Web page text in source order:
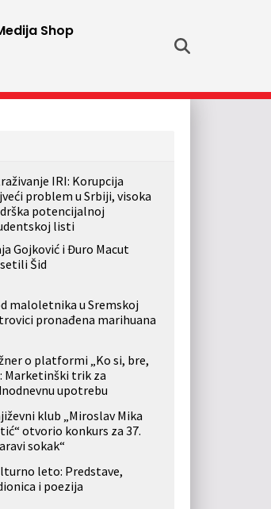
Shop
IRI: Korupcija
problem u Srbiji, visoka
potencijalnoj
listi
Gojković i Đuro Macut
Šid
maloletnika u Sremskoj
pronađena marihuana
o platformi „Ko si, bre,
Marketinški trik za
upotrebu
klub „Miroslav Mika
otvorio konkurs za 37.
sokak“
leto: Predstave,
i poezija